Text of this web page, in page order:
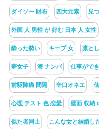
ダイソー 財布 四大元素 見
外国 人 男性 が 好む 日本 人 女性
酔った勢い キープ 女 凛と
夢女子 海 ナンパ 仕事がで
前駆陣痛 間隔 辛口オネエ
心理 テスト 色 恋愛 壁面 収納
似た者同士 こんな女と結婚し